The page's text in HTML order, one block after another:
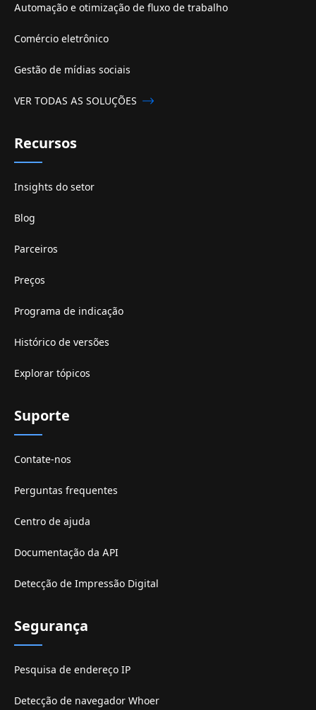
Automação e otimização de fluxo de trabalho
Comércio eletrônico
Gestão de mídias sociais
VER TODAS AS SOLUÇÕES
Recursos
Insights do setor
Blog
Parceiros
Preços
Programa de indicação
Histórico de versões
Explorar tópicos
Suporte
Contate-nos
Perguntas frequentes
Centro de ajuda
Documentação da API
Detecção de Impressão Digital
Segurança
Pesquisa de endereço IP
Detecção de navegador Whoer